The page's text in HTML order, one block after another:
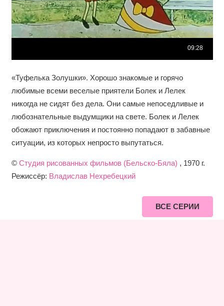
«Туфелька Золушки». Хорошо знакомые и горячо
любимые всеми веселые приятели Болек и Лелек
никогда не сидят без дела. Они самые непоседливые и
любознательные выдумщики на свете. Болек и Лелек
обожают приключения и постоянно попадают в забавные
ситуации, из которых непросто выпутаться.
© Студия рисованных фильмов (Бельско-Бяла) , 1970 г.
Режиссёр: Владислав Нехребецкий
ВСЕ СЕРИИ